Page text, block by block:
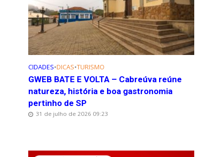
CIDADES•DICAS•TURISMO
GWEB BATE E VOLTA – Cabreúva reúne
natureza, história e boa gastronomia
pertinho de SP
31 de julho de 2026 09:23